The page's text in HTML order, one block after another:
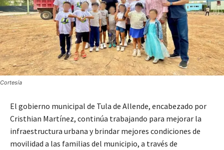
Cortesía
El gobierno municipal de Tula de Allende, encabezado por
Cristhian Martínez, continúa trabajando para mejorar la
infraestructura urbana y brindar mejores condiciones de
movilidad a las familias del municipio, a través de